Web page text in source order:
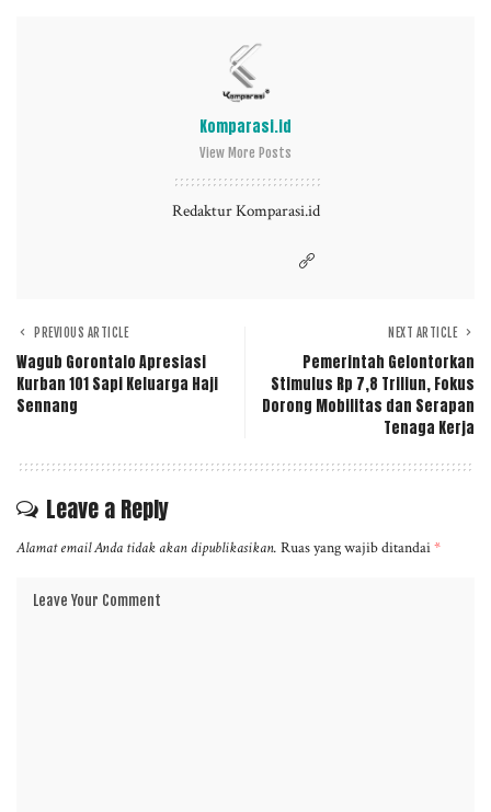
Komparasi.id
View More Posts
Redaktur Komparasi.id
PREVIOUS ARTICLE
Wagub Gorontalo Apresiasi
Kurban 101 Sapi Keluarga Haji
Sennang
NEXT ARTICLE
Pemerintah Gelontorkan
Stimulus Rp 7,8 Triliun, Fokus
Dorong Mobilitas dan Serapan
Tenaga Kerja
Leave a Reply
Alamat email Anda tidak akan dipublikasikan. Ruas yang wajib ditandai*